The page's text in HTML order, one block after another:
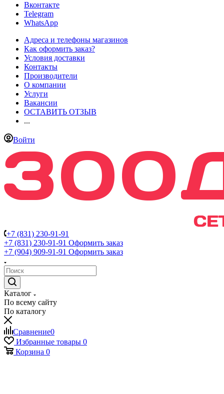
Вконтакте
Telegram
WhatsApp
Адреса и телефоны магазинов
Как оформить заказ?
Условия доставки
Контакты
Производители
О компании
Услуги
Вакансии
ОСТАВИТЬ ОТЗЫВ
...
Войти
+7 (831) 230-91-91
+7 (831) 230-91-91 Оформить заказ
+7 (904) 909-91-91 Оформить заказ
Каталог
По всему сайту
По каталогу
Сравнение0
Избранные товары 0
Корзина 0